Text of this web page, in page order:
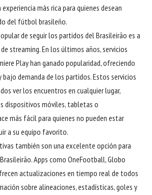
más rica para quienes desean
del fútbol brasileño.
de seguir los partidos del Brasileirão es a
streaming. En los últimos años, servicios
Play han ganado popularidad, ofreciendo
bajo demanda de los partidos. Estos servicios
ver los encuentros en cualquier lugar,
dispositivos móviles, tabletas o
más fácil para quienes no pueden estar
a su equipo favorito.
también son una excelente opción para
Apps como OneFootball, Globo
actualizaciones en tiempo real de todos
sobre alineaciones, estadísticas, goles y